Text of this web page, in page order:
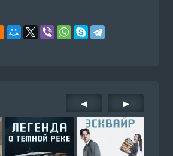
◀ ▶